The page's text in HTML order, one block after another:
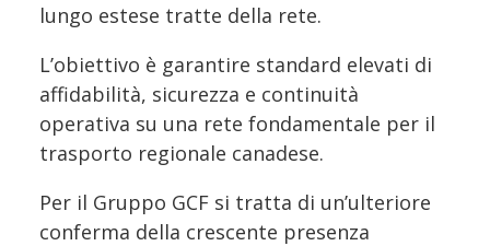
lungo estese tratte della rete.
L’obiettivo è garantire standard elevati di
affidabilità, sicurezza e continuità
operativa su una rete fondamentale per il
trasporto regionale canadese.
Per il Gruppo GCF si tratta di un’ulteriore
conferma della crescente presenza